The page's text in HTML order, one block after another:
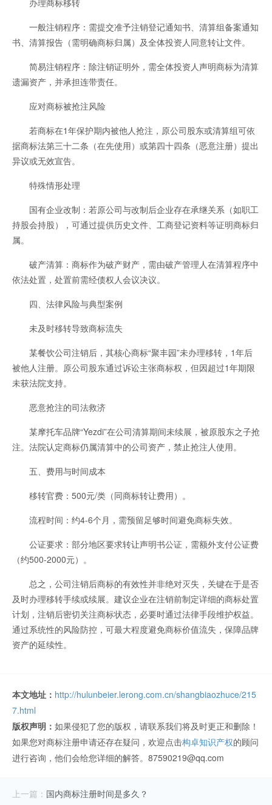
办理商标移转
一般注销程序：需提交准予注销登记通知书、清算组备案通知
书、清算报告（需明确商标归属）及全体投资人同意转让文件。
简易注销程序：除注销证明外，需全体投资人声明商标为清算
遗漏资产，并承担连带责任。
应对商标被抢注风险
若商标在1年保护期内被他人抢注，原公司股东或清算组可依
据商标法第三十二条（在先使用）或第四十四条（恶意注册）提出
异议或无效宣告。
特殊情形处理
国有企业改制：若原公司与改制后企业存在承继关系（如职工
持股会持股），可通过提供历史文件、工商登记资料等证明商标归
属。
破产清算：商标作为破产财产，需由破产管理人在清算程序中
依法处置，处置前需经债权人会议决议。
四、法律风险与典型案例
未及时移转导致商标流失
某餐饮公司注销后，其核心商标“聚丰园”未办理移转，1年后
被他人注册。原公司股东通过诉讼主张商标权，但因超过1年期限
未获法院支持。
恶意抢注的司法救济
某摩托车品牌“Yezdi”在公司清算期间未续展，被原股东之子抢
注。法院认定商标仍属清算中的公司资产，禁止抢注人使用。
五、费用与时间成本
移转官费：500元/类（同商标转让费用）。
流程时间：约4-6个月，需预留足够时间避免商标失效。
公证要求：部分地区要求转让声明书公证，需额外支付公证费
（约500-2000元）。
总之，公司注销后商标的有效性并非绝对灭失，关键在于是否
及时办理移转手续或续展。建议企业在注销前制定详细的商标处置
计划，注销后密切关注商标状态，必要时通过法律手段维护权益。
通过系统性的风险防控，可最大程度避免商标价值流失，保障品牌
资产的延续性。
本文地址： http://hulunbeier.lerong.com.cn/shangbiaozhuce/215
7.html
版权声明： 如果侵犯了您的版权，请联系我们将及时更正和删除！
如果您对商标注册申请还存在疑问，欢迎点击构卓知识产权的顾问
进行咨询，他们会给您详细的解答。87590219@qq.com
上一篇： 国内商标注册时间是多久？